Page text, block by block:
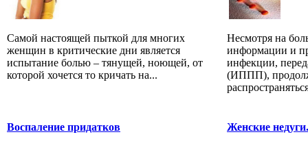
Самой настоящей пыткой для многих
женщин в критические дни является
испытание болью – тянущей, ноющей, от
которой хочется то кричать на...
Несмотря на
информации и
инфекции,
(ИППП),
Воспаление придатков Женские